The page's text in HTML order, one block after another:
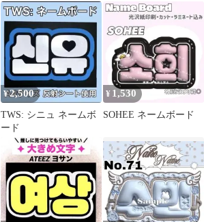
サイズ 目立つ
ボード
¥2,500
TWS: シニュ ネームボ
ード
¥ 1,530
SOHEE ネームボード